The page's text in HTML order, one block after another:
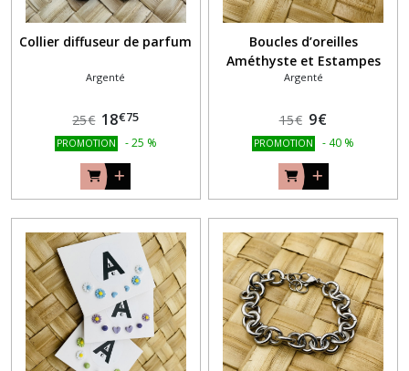
Collier diffuseur de parfum
Argenté
25€ 18€75
PROMOTION -25 %
Boucles d’oreilles
Améthyste et Estampes
Argenté
15€ 9€
PROMOTION - 40 %